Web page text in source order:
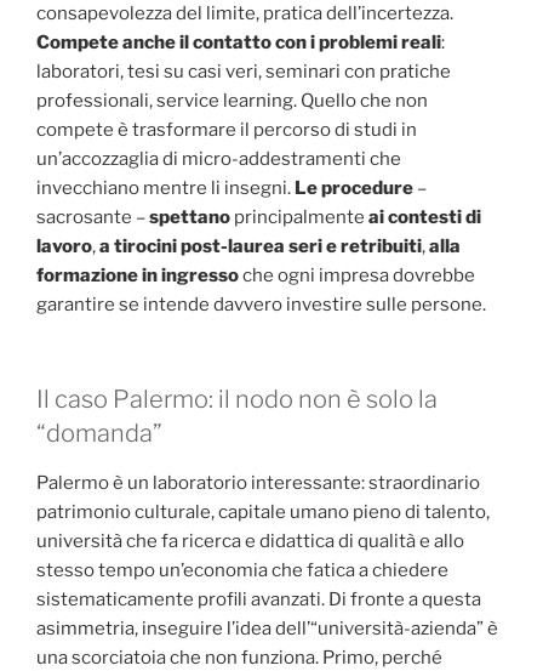
consapevolezza del limite, pratica dell’incertezza.
Compete anche il contatto con i problemi reali:
laboratori, tesi su casi veri, seminari con pratiche
professionali, service learning. Quello che non
compete è trasformare il percorso di studi in
un’accozzaglia di micro-addestramenti che
invecchiano mentre li insegni. Le procedure –
sacrosante –spettano principalmente ai contesti di
lavoro,a tirocini post-laurea seri e retribuiti,alla
formazione in ingressoche ogni impresa dovrebbe
garantire se intende davvero investire sulle persone.
Il caso Palermo: il nodo non è solo la
“domanda”
Palermo è un laboratorio interessante: straordinario
patrimonio culturale, capitale umano pieno di talento,
università che fa ricerca e didattica di qualità e allo
stesso tempo un’economia che fatica a chiedere
sistematicamente profili avanzati. Di fronte a questa
asimmetria, inseguire l’idea dell’“università-azienda” è
una scorciatoia che non funziona. Primo, perché